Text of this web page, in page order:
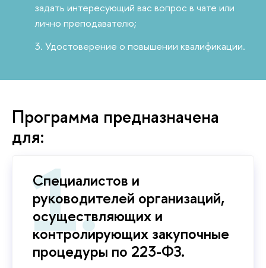
задать интересующий вас вопрос в чате или
лично преподавателю;
Удостоверение о повышении квалификации.
Программа предназначена
для:
Специалистов и
руководителей организаций,
осуществляющих и
контролирующих закупочные
процедуры по 223-ФЗ.